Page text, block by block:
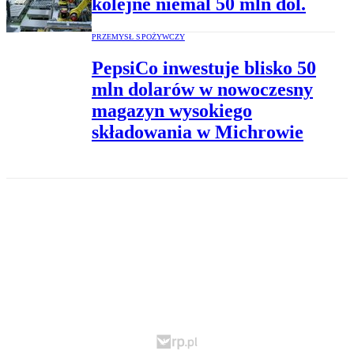
PRZEMYSŁ SPOŻYWCZY
PepsiCo inwestuje blisko 50
mln dolarów w nowoczesny
magazyn wysokiego
składowania w Michrowie